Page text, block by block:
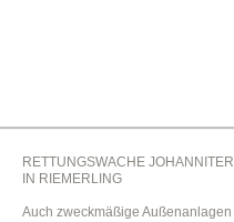
RETTUNGSWACHE JOHANNITER
IN RIEMERLING
Auch zweckmäßige Außenanlagen